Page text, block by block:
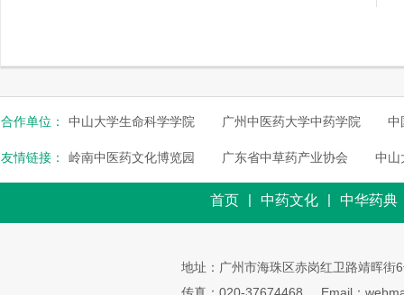
合作单位： 中山大学生命科学学院 广州中医药大学中药学院 中
友情链接： 岭南中医药文化博览园 广东省中草药产业协会 中山
首页 | 中药文化 | 中华药典
地址：广州市海珠区赤岗红卫路靖晖街